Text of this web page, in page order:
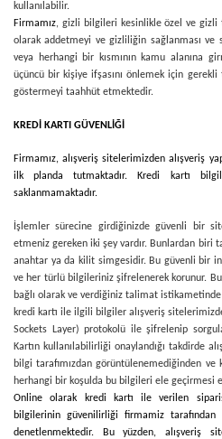
kullanılabilir.
Firmamız, gizli bilgileri kesinlikle özel ve gizli
olarak addetmeyi ve gizliliğin sağlanması ve
veya herhangi bir kısmının kamu alanına
üçüncü bir kişiye ifşasını önlemek için
göstermeyi taahhüt etmektedir.
KREDİ KARTI GÜVENLİĞİ
Firmamız, alışveriş sitelerimizden alışveriş
ilk planda tutmaktadır. Kredi kartı
saklanmamaktadır.
İşlemler sürecine girdiğinizde güvenli bir
etmeniz gereken iki şey vardır. Bunlardan biri
anahtar ya da kilit simgesidir. Bu güvenli bir
ve her türlü bilgileriniz şifrelenerek korunur.
bağlı olarak ve verdiğiniz talimat istikametinde
kredi kartı ile ilgili bilgiler alışveriş
Sockets Layer) protokolü ile şifrelenip
Kartın kullanılabilirliği onaylandığı takdirde
bilgi tarafımızdan görüntülenemediğinden ve
herhangi bir koşulda bu bilgileri ele geçirmesi
Online olarak kredi kartı ile verilen
bilgilerinin güvenilirliği firmamiz tarafından
denetlenmektedir. Bu yüzden, alışveriş